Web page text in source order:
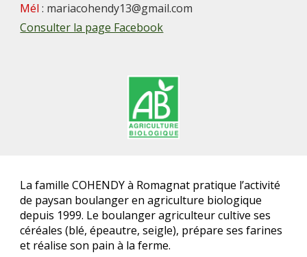
Mél : mariacohendy13@gmail.com
Consulter la page Facebook
La famille COHENDY à Romagnat pratique l’activité
de paysan boulanger en agriculture biologique
depuis 1999. Le boulanger agriculteur cultive ses
céréales (blé, épeautre, seigle), prépare ses farines
et réalise son pain à la ferme.